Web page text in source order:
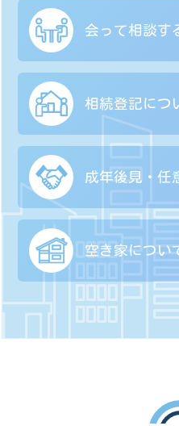
会って相談す
相続登記につ
成年後見・任
空き家につい